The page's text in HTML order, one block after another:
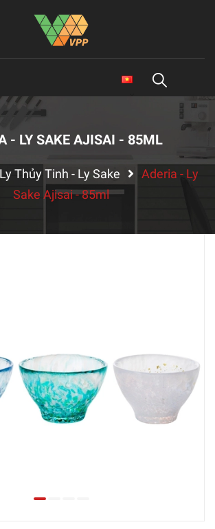
- LY SAKE AJISAI - 85ML
Ly Thủy Tinh - Ly Sake
Aderia - Ly
Sake Ajisai - 85ml